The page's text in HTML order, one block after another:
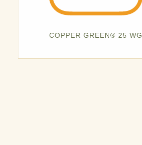
COPPER GREEN® 25 WG